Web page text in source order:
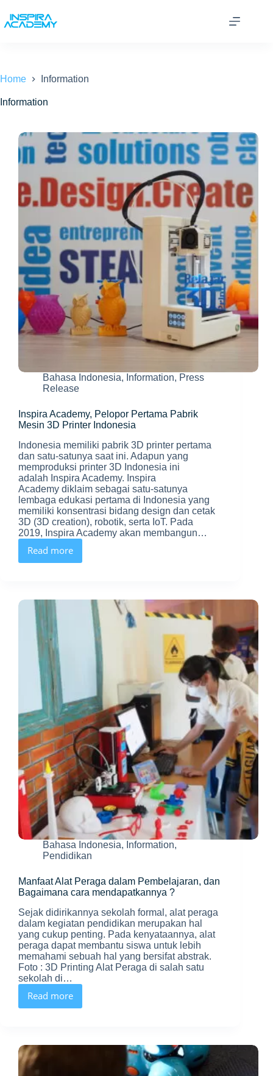
content
Home Information
Information
Bahasa Indonesia, Information, Press
Release
Inspira Academy, Pelopor Pertama Pabrik
Mesin 3D Printer Indonesia
Indonesia memiliki pabrik 3D printer pertama
dan satu-satunya saat ini. Adapun yang
memproduksi printer 3D Indonesia ini
adalah Inspira Academy. Inspira
Academy diklaim sebagai satu-satunya
lembaga edukasi pertama di Indonesia yang
memiliki konsentrasi bidang design dan cetak
3D (3D creation), robotik, serta IoT. Pada
2019, Inspira Academy akan membangun…
Read more
Inspira
Academy,
Mesin
3D
Printer
Indonesia
Bahasa Indonesia, Information,
Pendidikan
Manfaat Alat Peraga dalam Pembelajaran, dan
Bagaimana cara mendapatkannya ?
Sejak didirikannya sekolah formal, alat peraga
dalam kegiatan pendidikan merupakan hal
yang cukup penting. Pada kenyataannya, alat
peraga dapat membantu siswa untuk lebih
memahami sebuah hal yang bersifat abstrak.
Foto : 3D Printing Alat Peraga di salah satu
sekolah di…
Read more
Manfaat
Alat